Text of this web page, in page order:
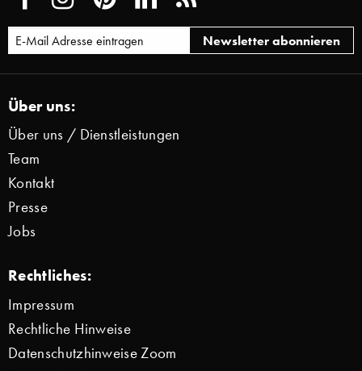
Über uns:
Über uns / Dienstleistungen
Team
Kontakt
Presse
Jobs
Rechtliches:
Impressum
Rechtliche Hinweise
Datenschutzhinweise Zoom